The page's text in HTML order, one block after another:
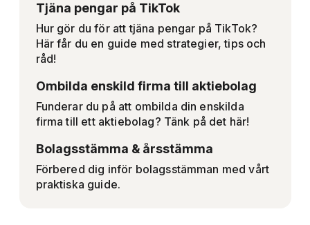
Tjäna pengar på TikTok
Hur gör du för att tjäna pengar på TikTok?
Här får du en guide med strategier, tips och
råd!
Ombilda enskild firma till aktiebolag
Funderar du på att ombilda din enskilda
firma till ett aktiebolag? Tänk på det här!
Bolagsstämma & årsstämma
Förbered dig inför bolagsstämman med vårt
praktiska guide.